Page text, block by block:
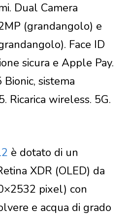
Dual Camera
(grandangolo) e
Face ID
sicura e Apple Pay.
sistema
Ricarica wireless. 5G.
è dotato di un
XDR (OLED) da
pixel) con
e acqua di grado